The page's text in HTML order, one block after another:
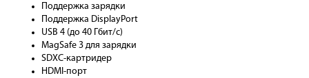
Поддержка зарядки
Поддержка DisplayPort
USB 4 (до 40 Гбит/с)
MagSafe 3 для зарядки
SDXC-картридер
HDMI-порт